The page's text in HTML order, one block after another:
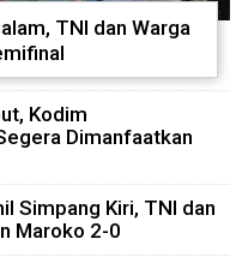
TNI dan Warga
Kodim
Dimanfaatkan
Simpang Kiri, TNI dan
Maroko 2-0